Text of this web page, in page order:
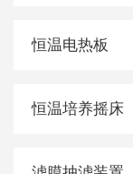
恒温电热板
恒温培养摇床